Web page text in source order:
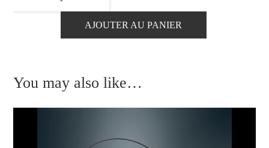
Cattelan
AJOUTER AU PANIER
You may also like…